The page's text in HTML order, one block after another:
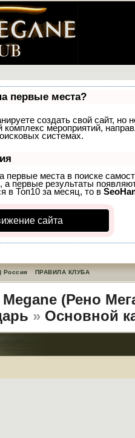
первые места?
создать свой сайт, но
комплекс мероприятий,
системах.
первые места в поиске
а первые результаты
в Топ10 за месяц, то в
сайта
Россия ПРАВИЛА КЛУБА
(Рено
» Основной